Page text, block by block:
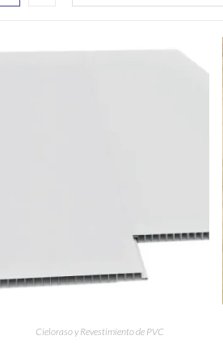
Cieloraso y Revestimiento de PVC